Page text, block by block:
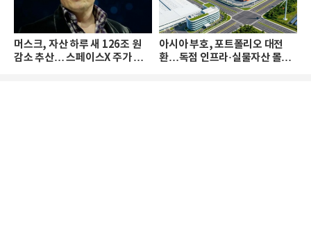
머스크, 자산 하루 새 126조 원
감소 추산… 스페이스X 주가 하
아시아 부호, 포트폴리오 대전
환…독점 인프라·실물자산 몰린